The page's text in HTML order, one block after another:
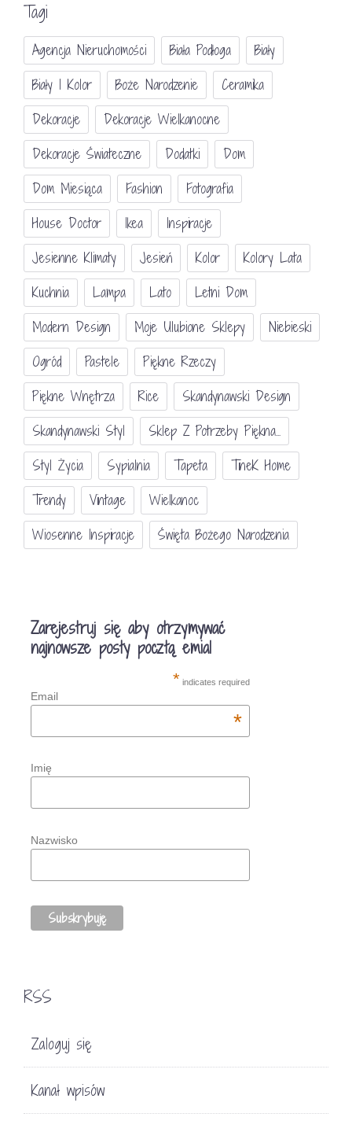
Tagi
Agencja Nieruchomości Biała Podłoga
Biały
Biały I Kolor
Boże Narodzenie
Ceramika
Dekoracje
Dekoracje Wielkanocne
Dekoracje Świateczne
Dodatki
Dom
Dom Miesiąca
Fashion
Fotografia
House Doctor
Ikea
Inspiracje
Jesienne Klimaty
Jesień Kolor
Kolory Lata
Kuchnia
Lampa Lato
Letni Dom
Modern Design
Moje Ulubione Sklepy
Niebieski
Ogród
Pastele
Piękne Rzeczy
Piękne Wnętrza
Rice
Skandynawski Design
Skandynawski Styl
Sklep Z Potrzeby Piękna...
Styl Życia
Sypialnia Tapeta
TineK Home
Trendy
Vintage
Wielkanoc
Wiosenne Inspiracje
Święta Bożego Narodzenia
Zarejestruj się aby otrzymywać
najnowsze posty pocztą emial
* indicates required
Email
*
Imię
Nazwisko
RSS
Zaloguj się
Kanał wpisów